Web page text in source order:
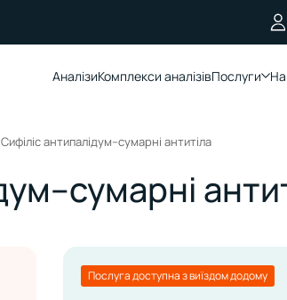
АналізиКомплекcи аналізівПослуги
Сифіліс антипалідум–сумарні антитіла
Послуга доступна з виїздом додому